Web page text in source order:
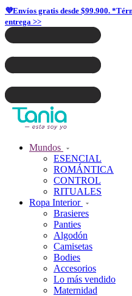
💜Envíos gratis desde $99.900.
entrega >>
Mundos
ESENCIAL
ROMÁNTICA
CONTROL
RITUALES
Ropa Interior
Brasieres
Panties
Algodón
Camisetas
Bodies
Accesorios
Lo más vendido
Maternidad